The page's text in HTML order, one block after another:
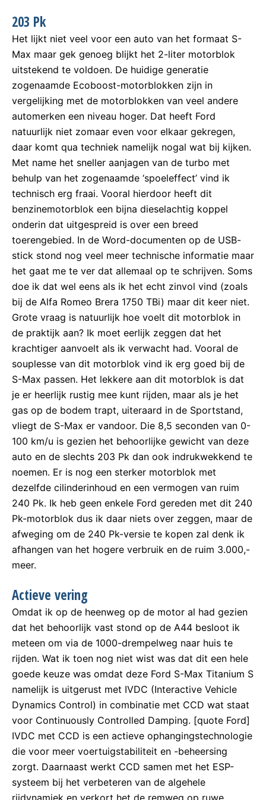
203 Pk
Het lijkt niet veel voor een auto van het formaat S-
Max maar gek genoeg blijkt het 2-liter motorblok
uitstekend te voldoen. De huidige generatie
zogenaamde Ecoboost-motorblokken zijn in
vergelijking met de motorblokken van veel andere
automerken een niveau hoger. Dat heeft Ford
natuurlijk niet zomaar even voor elkaar gekregen,
daar komt qua techniek namelijk nogal wat bij kijken.
Met name het sneller aanjagen van de turbo met
behulp van het zogenaamde ‘spoeleffect’ vind ik
technisch erg fraai. Vooral hierdoor heeft dit
benzinemotorblok een bijna dieselachtig koppel
onderin dat uitgespreid is over een breed
toerengebied. In de Word-documenten op de USB-
stick stond nog veel meer technische informatie maar
het gaat me te ver dat allemaal op te schrijven. Soms
doe ik dat wel eens als ik het echt zinvol vind (zoals
bij de Alfa Romeo Brera 1750 TBi) maar dit keer niet.
Grote vraag is natuurlijk hoe voelt dit motorblok in
de praktijk aan? Ik moet eerlijk zeggen dat het
krachtiger aanvoelt als ik verwacht had. Vooral de
souplesse van dit motorblok vind ik erg goed bij de
S-Max passen. Het lekkere aan dit motorblok is dat
je er heerlijk rustig mee kunt rijden, maar als je het
gas op de bodem trapt, uiteraard in de Sportstand,
vliegt de S-Max er vandoor. Die 8,5 seconden van 0-
100 km/u is gezien het behoorlijke gewicht van deze
auto en de slechts 203 Pk dan ook indrukwekkend te
noemen. Er is nog een sterker motorblok met
dezelfde cilinderinhoud en een vermogen van ruim
240 Pk. Ik heb geen enkele Ford gereden met dit 240
Pk-motorblok dus ik daar niets over zeggen, maar de
afweging om de 240 Pk-versie te kopen zal denk ik
afhangen van het hogere verbruik en de ruim 3.000,-
meer.
Actieve vering
Omdat ik op de heenweg op de motor al had gezien
dat het behoorlijk vast stond op de A44 besloot ik
meteen om via de 1000-drempelweg naar huis te
rijden. Wat ik toen nog niet wist was dat dit een hele
goede keuze was omdat deze Ford S-Max Titanium S
namelijk is uitgerust met IVDC (Interactive Vehicle
Dynamics Control) in combinatie met CCD wat staat
voor Continuously Controlled Damping. [quote Ford]
IVDC met CCD is een actieve ophangingstechnologie
die voor meer voertuigstabiliteit en -beheersing
zorgt. Daarnaast werkt CCD samen met het ESP-
systeem bij het verbeteren van de algehele